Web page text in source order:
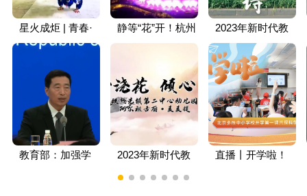
星火成炬 | 青春·
在路上
教育部：加强学
静等“花”开！杭州
亚运会开幕式预
2023年新时代教
2023年新时代教
师风采| 厦门市同
安区洗墨池幼儿
园：青春里的诗
直播丨开学啦！